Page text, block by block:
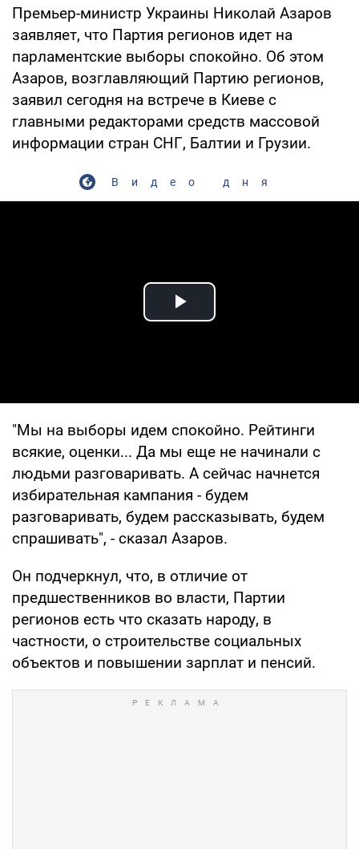
Премьер-министр Украины Николай Азаров
заявляет, что Партия регионов идет на
парламентские выборы спокойно. Об этом
Азаров, возглавляющий Партию регионов,
заявил сегодня на встрече в Киеве с
главными редакторами средств массовой
информации стран СНГ, Балтии и Грузии.
Видео дня
Play Video
"Мы на выборы идем спокойно. Рейтинги
всякие, оценки... Да мы еще не начинали с
людьми разговаривать. А сейчас начнется
избирательная кампания - будем
разговаривать, будем рассказывать, будем
спрашивать", - сказал Азаров.
Он подчеркнул, что, в отличие от
предшественников во власти, Партии
регионов есть что сказать народу, в
частности, о строительстве социальных
объектов и повышении зарплат и пенсий.